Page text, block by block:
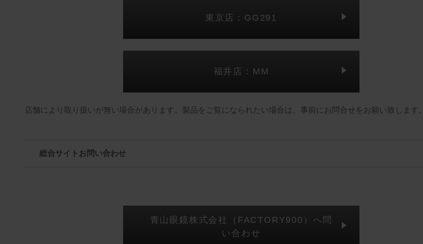
東京店：GG291
福井店：MM
店舗により取り扱いが無い場合があります。製品をご覧になられたい場合は、事前にお問合せをお願い致します。
総合サイトお問い合わせ
青山眼鏡株式会社（FACTORY900）へ問
い合わせ